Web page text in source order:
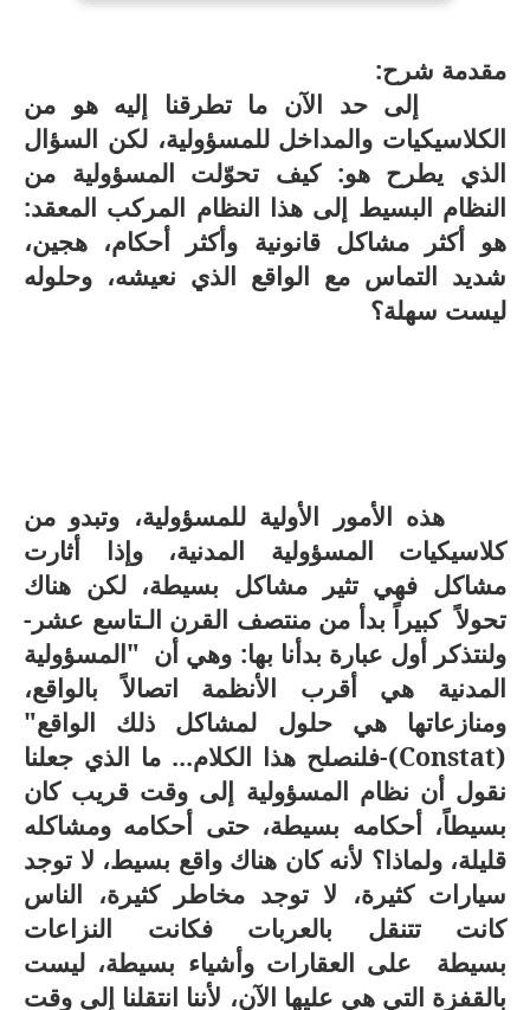
مقدمة شرح:
إلى حد الآن ما تطرقنا إليه هو من
الكلاسيكيات والمداخل للمسؤولية، لكن السؤال
الذي يطرح هو: كيف تحوّلت المسؤولية من
النظام البسيط إلى هذا النظام المركب المعقد:
هو أكثر مشاكل قانونية وأكثر أحكام، هجين،
شديد التماس مع الواقع الذي نعيشه، وحلوله
ليست سهلة؟
هذه الأمور الأولية للمسؤولية، وتبدو من
كلاسيكيات المسؤولية المدنية، وإذا أثارت
مشاكل فهي تثير مشاكل بسيطة، لكن هناك
تحولاً كبيراً بدأ من منتصف القرن الـتاسع عشر-
ولنتذكر أول عبارة بدأنا بها: وهي أن "المسؤولية
المدنية هي أقرب الأنظمة اتصالاً بالواقع،
ومنازعاتها هي حلول لمشاكل ذلك الواقع"
Constat
)-فلنصلح هذا الكلام... ما الذي جعلنا
نقول أن نظام المسؤولية إلى وقت قريب كان
بسيطاً، أحكامه بسيطة، حتى أحكامه ومشاكله
قليلة، ولماذا؟ لأنه كان هناك واقع بسيط، لا توجد
سيارات كثيرة، لا توجد مخاطر كثيرة، الناس
كانت تتنقل بالعربات فكانت النزاعات
بسيطة على العقارات وأشياء بسيطة، ليست
بالقفزة التي هي عليها الآن، لأننا انتقلنا إلى وقت